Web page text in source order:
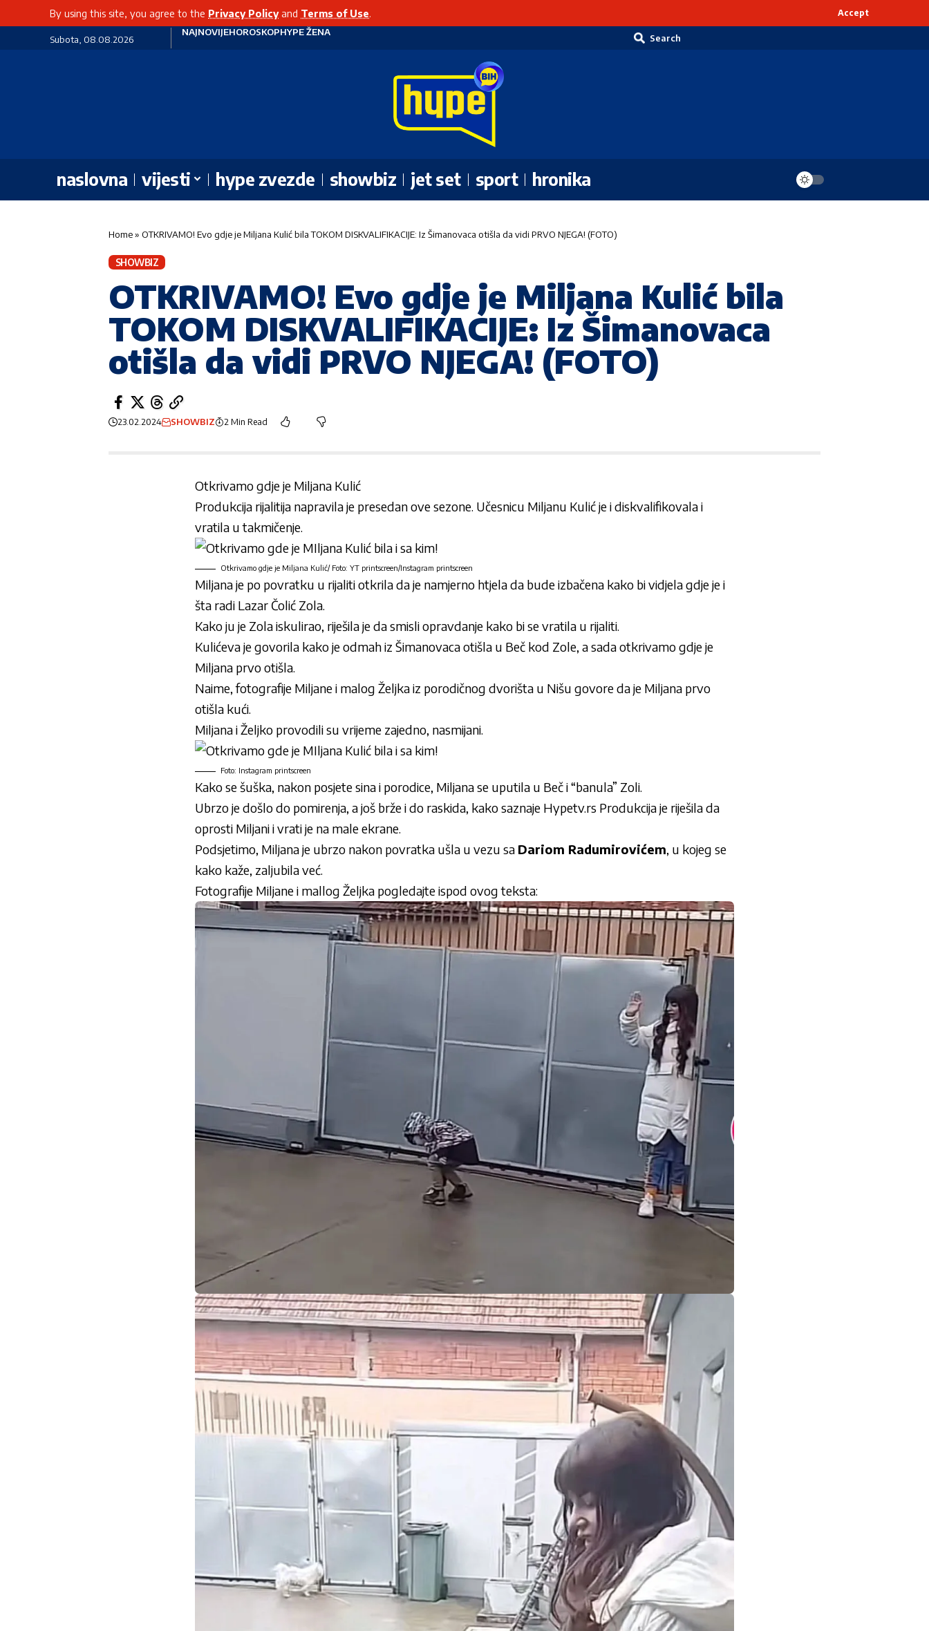
By using this site, you agree to the Privacy Policyand Terms of Use. Accept
Subota, 08.08.2026
NAJNOVIJEHOROSKOPHYPE ŽENA
Search
naslovna vijesti hype zvezde showbiz jet set sport hronika
Home» OTKRIVAMO! Evo gdje je Miljana Kulić bila TOKOM DISKVALIFIKACIJE: Iz Šimanovaca otišla da vidi PRVO NJEGA! (FOTO)
SHOWBIZ
OTKRIVAMO! Evo gdje je Miljana Kulić bila
TOKOM DISKVALIFIKACIJE: Iz Šimanovaca
otišla da vidi PRVO NJEGA! (FOTO)
23.02.2024 SHOWBIZ 2 Min Read
Otkrivamo gdje je Miljana Kulić
Produkcija rijalitija napravila je presedan ove sezone. Učesnicu Miljanu Kulićje i diskvalifikovala i
vratila u takmičenje.
Otkrivamo gdje je Miljana Kulić/ Foto: YT printscreen/Instagram printscreen
Miljana je po povratku u rijaliti otkrila da je namjerno htjela da bude izbačena kako bi vidjela gdje je i
šta radi Lazar Čolić Zola.
Kako ju je Zola iskulirao, riješila je da smisli opravdanje kako bi se vratila u rijaliti.
Kulićeva je govorila kako je odmah iz Šimanovaca otišla u Beč kod Zole, a sada otkrivamo gdje je
Miljana prvo otišla.
Naime, fotografije Miljane i malog Željka iz porodičnog dvorišta u Nišu govore da je Miljana prvo
otišla kući.
Miljana i Željko provodili su vrijeme zajedno, nasmijani.
Foto: Instagram printscreen
Kako se šuška, nakon posjete sina i porodice, Miljana se uputila u Beč i “banula” Zoli.
Ubrzo je došlo do pomirenja, a još brže i do raskida, kako saznaje Hypetv.rs Produkcija je riješila da
oprosti Miljani i vrati je na male ekrane.
Podsjetimo, Miljana je ubrzo nakon povratka ušla u vezu sa Dariom Radumirovićem, u kojeg se
kako kaže, zaljubila već.
Fotografije Miljane i mallog Željka pogledajte ispod ovog teksta: